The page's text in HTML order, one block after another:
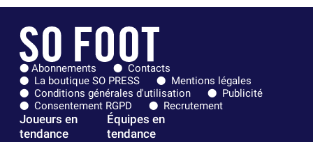
Abonnements
Contacts
La boutique SO PRESS
Mentions légales
Conditions générales d'utilisation
Publicité
Consentement RGPD
Recrutement
Joueurs en
tendance
Équipes en
tendance